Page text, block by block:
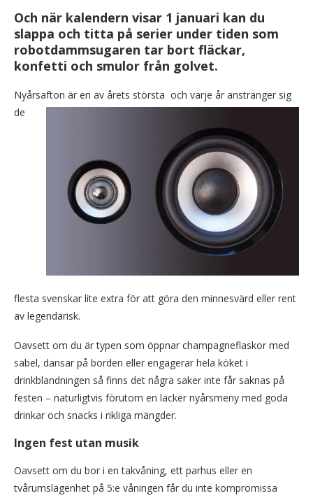
Och när kalendern visar 1 januari kan du
slappa och titta på serier under tiden som
robotdammsugaren tar bort fläckar,
konfetti och smulor från golvet.
Nyårsafton är en av årets största och varje år anstränger sig
de
flesta svenskar lite extra för att göra den minnesvärd eller rent
av legendarisk.
Oavsett om du är typen som öppnar champagneflaskor med
sabel, dansar på borden eller engagerar hela köket i
drinkblandningen så finns det några saker inte får saknas på
festen – naturligtvis förutom en läcker nyårsmeny med goda
drinkar och snacks i rikliga mängder.
Ingen fest utan musik
Oavsett om du bor i en takvåning, ett parhus eller en
tvårumslägenhet på 5:e våningen får du inte kompromissa